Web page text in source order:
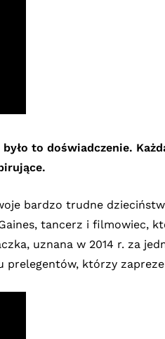
to doświadczenie.
bardzo trudne
tancerz i filmowiec,
uznana w 2014 r. za
którzy